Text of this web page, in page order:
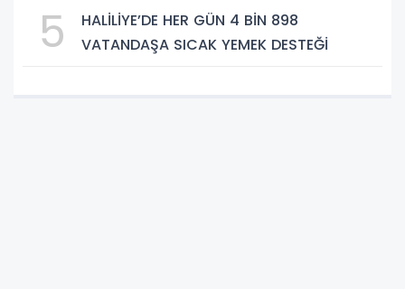
5
HALİLİYE’DE HER GÜN 4 BİN 898
VATANDAŞA SICAK YEMEK DESTEĞİ